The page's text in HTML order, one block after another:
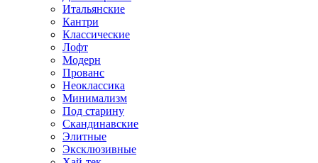
Итальянские
Кантри
Классические
Лофт
Модерн
Прованс
Неоклассика
Минимализм
Под старину
Скандинавские
Элитные
Эксклюзивные